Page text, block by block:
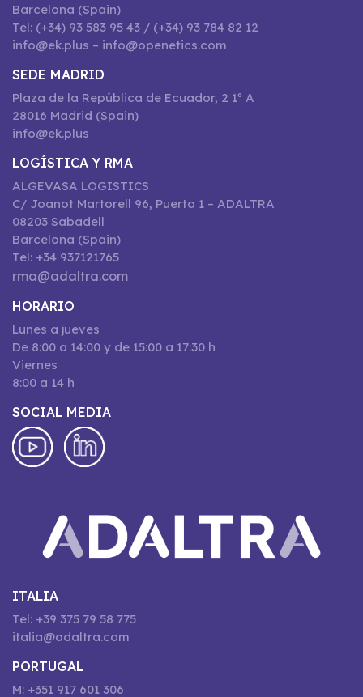
Barcelona (Spain)
Tel: (+34) 93 583 95 43 / (+34) 93 784 82 12
info@ek.plus – info@openetics.com
SEDE MADRID
Plaza de la República de Ecuador, 2 1º A
28016 Madrid (Spain)
info@ek.plus
LOGÍSTICA Y RMA
ALGEVASA LOGISTICS
C/ Joanot Martorell 96, Puerta 1 – ADALTRA
08203 Sabadell
Barcelona (Spain)
Tel: +34 937121765
rma@adaltra.com
HORARIO
Lunes a jueves
De 8:00 a 14:00 y de 15:00 a 17:30 h
Viernes
8:00 a 14 h
SOCIAL MEDIA
ITALIA
Tel: +39 375 79 58 775
italia@adaltra.com
PORTUGAL
M: +351 917 601 306